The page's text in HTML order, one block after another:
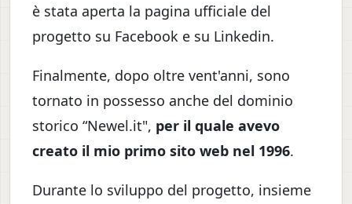
è stata aperta la pagina ufficiale del
progetto su Facebook e su Linkedin.
Finalmente, dopo oltre vent'anni, sono
tornato in possesso anche del dominio
storico “Newel.it", per il quale avevo
creato il mio primo sito web nel 1996.
Durante lo sviluppo del progetto, insieme